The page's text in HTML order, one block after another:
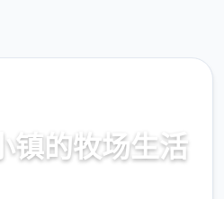
镇的牧场生活